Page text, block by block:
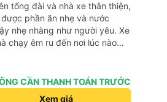
tổng đài và nhà xe thân thiện,
phần ăn nhẹ và nước
nhẹ nhàng như người yêu. Xe
chạy êm ru đến nơi lúc nào
meals and drinks. When the
us up as they were waking
CẦN THANH TOÁN TRƯỚC
Xem giá